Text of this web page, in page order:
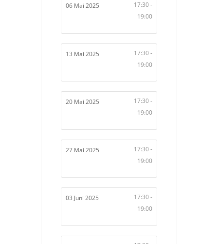
06 Mai 2025
17:30 -
19:00
13 Mai 2025
17:30 -
19:00
20 Mai 2025
17:30 -
19:00
27 Mai 2025
17:30 -
19:00
03 Juni 2025
17:30 -
19:00